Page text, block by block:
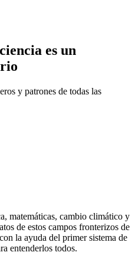
es un
y patrones de todas las
matemáticas, cambio climático y
de estos campos fronterizos de
la ayuda del primer sistema de
entenderlos todos.